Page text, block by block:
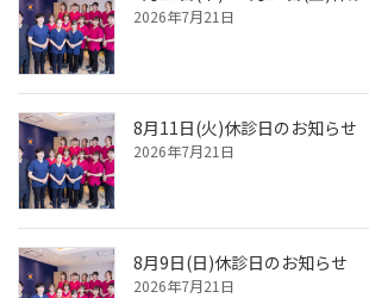
2026年7月21日
8月11日(火)休診日のお知らせ
2026年7月21日
8月9日(日)休診日のお知らせ
2026年7月21日